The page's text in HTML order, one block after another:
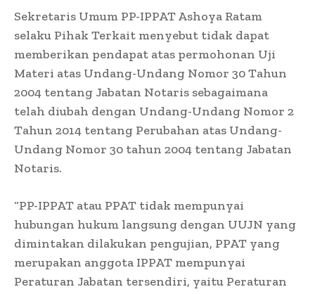
Sekretaris Umum PP-IPPAT Ashoya Ratam
selaku Pihak Terkait menyebut tidak dapat
memberikan pendapat atas permohonan Uji
Materi atas Undang-Undang Nomor 30 Tahun
2004 tentang Jabatan Notaris sebagaimana
telah diubah dengan Undang-Undang Nomor 2
Tahun 2014 tentang Perubahan atas Undang-
Undang Nomor 30 tahun 2004 tentang Jabatan
Notaris.
“PP-IPPAT atau PPAT tidak mempunyai
hubungan hukum langsung dengan UUJN yang
dimintakan dilakukan pengujian, PPAT yang
merupakan anggota IPPAT mempunyai
Peraturan Jabatan tersendiri, yaitu Peraturan